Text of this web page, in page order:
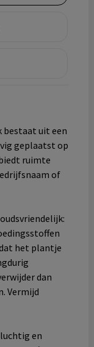
bestaat uit een
geplaatst op
ruimte
of
het plantje
dan
Vermijd
en